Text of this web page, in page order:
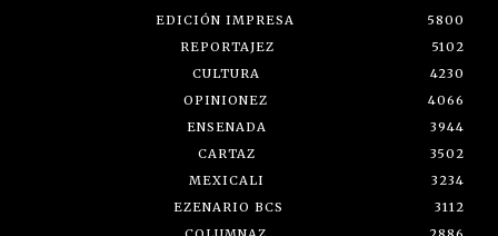
EDICIÓN IMPRESA
5800
REPORTAJEZ
5102
CULTURA
4230
OPINIONEZ
4066
ENSENADA
3944
CARTAZ
3502
MEXICALI
3234
EZENARIO BCS
3112